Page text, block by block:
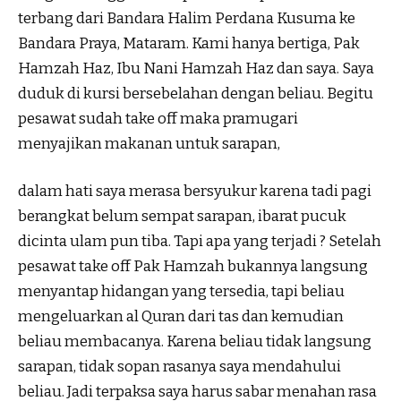
terbang dari Bandara Halim Perdana Kusuma ke
Bandara Praya, Mataram. Kami hanya bertiga, Pak
Hamzah Haz, Ibu Nani Hamzah Haz dan saya. Saya
duduk di kursi bersebelahan dengan beliau. Begitu
pesawat sudah take off maka pramugari
menyajikan makanan untuk sarapan,
dalam hati saya merasa bersyukur karena tadi pagi
berangkat belum sempat sarapan, ibarat pucuk
dicinta ulam pun tiba. Tapi apa yang terjadi ? Setelah
pesawat take off Pak Hamzah bukannya langsung
menyantap hidangan yang tersedia, tapi beliau
mengeluarkan al Quran dari tas dan kemudian
beliau membacanya. Karena beliau tidak langsung
sarapan, tidak sopan rasanya saya mendahului
beliau. Jadi terpaksa saya harus sabar menahan rasa